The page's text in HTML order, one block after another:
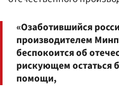
«Озаботившийся
производителем
беспокоится об
рискующем остаться
помощи,